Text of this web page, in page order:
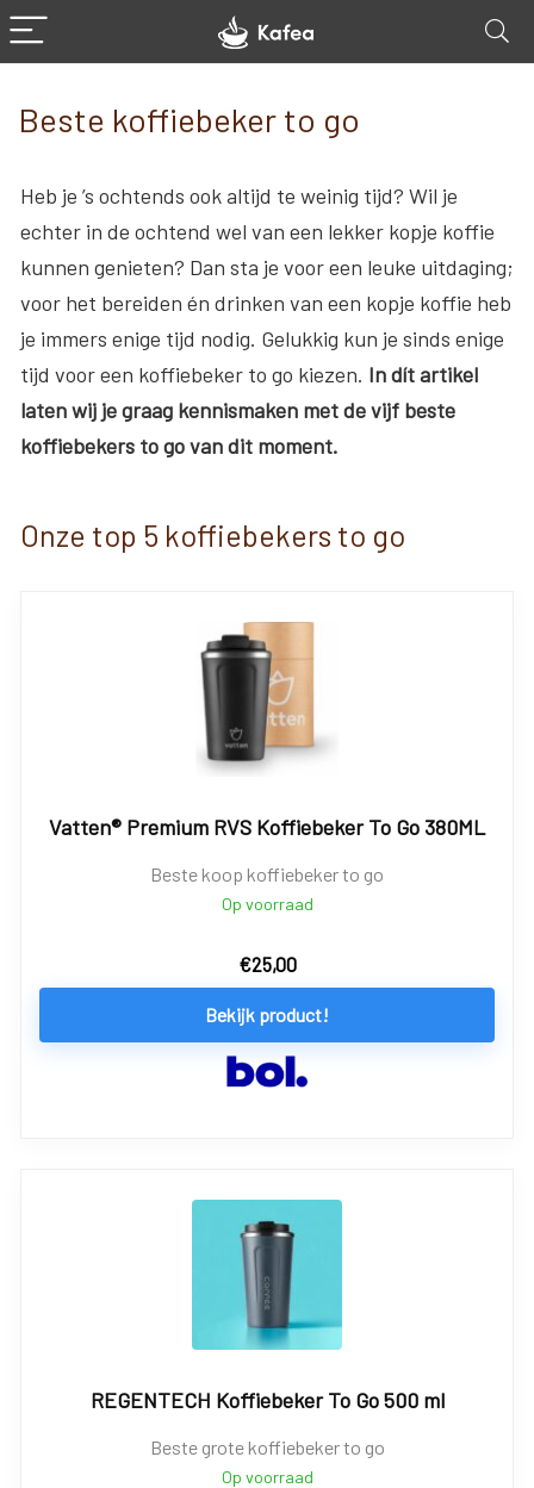
Beste koffiebeker to go
Heb je ’s ochtends ook altijd te weinig tijd? Wil je
echter in de ochtend wel van een lekker kopje koffie
kunnen genieten? Dan sta je voor een leuke uitdaging;
voor het bereiden én drinken van een kopje koffie heb
je immers enige tijd nodig. Gelukkig kun je sinds enige
tijd voor een koffiebeker to go kiezen. In dít artikel
laten wij je graag kennismaken met de vijf beste
koffiebekers to go van dit moment.
Onze top 5 koffiebekers to go
Vatten® Premium RVS Koffiebeker To Go 380ML
Beste koop koffiebeker to go
Op voorraad
€25,00
Bekijk product!
REGENTECH Koffiebeker To Go 500 ml
Beste grote koffiebeker to go
Op voorraad